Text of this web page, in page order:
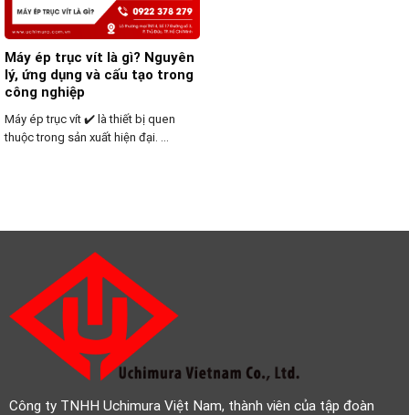
Máy ép trục vít là gì? Nguyên
lý, ứng dụng và cấu tạo trong
công nghiệp
Máy ép trục vít ✔️ là thiết bị quen
thuộc trong sản xuất hiện đại. ...
Công ty TNHH Uchimura Việt Nam, thành viên của tập đoàn